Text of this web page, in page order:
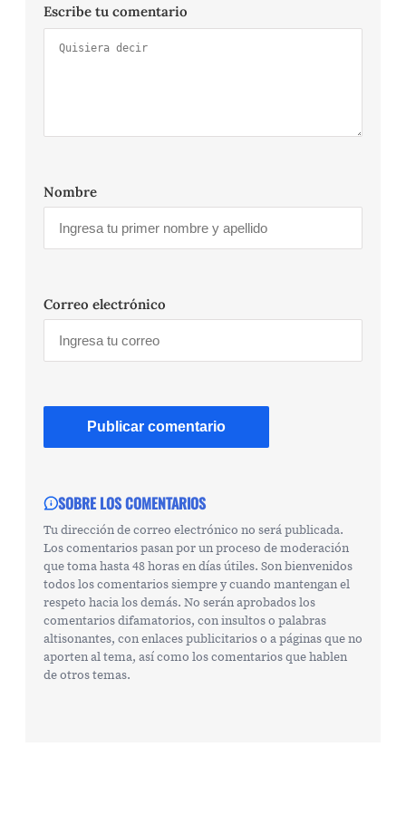
Escribe tu comentario
Nombre
Correo electrónico
SOBRE LOS COMENTARIOS
Tu dirección de correo electrónico no será publicada.
Los comentarios pasan por un proceso de moderación
que toma hasta 48 horas en días útiles. Son bienvenidos
todos los comentarios siempre y cuando mantengan el
respeto hacia los demás. No serán aprobados los
comentarios difamatorios, con insultos o palabras
altisonantes, con enlaces publicitarios o a páginas que no
aporten al tema, así como los comentarios que hablen
de otros temas.